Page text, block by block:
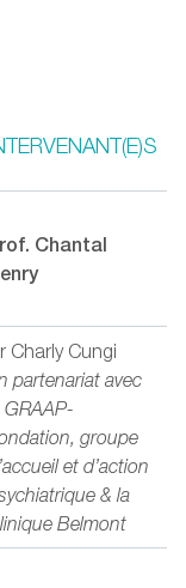
Chantal
Charly Cungi
partenariat avec
GRAAP-
groupe
et d’action
& la
Belmont